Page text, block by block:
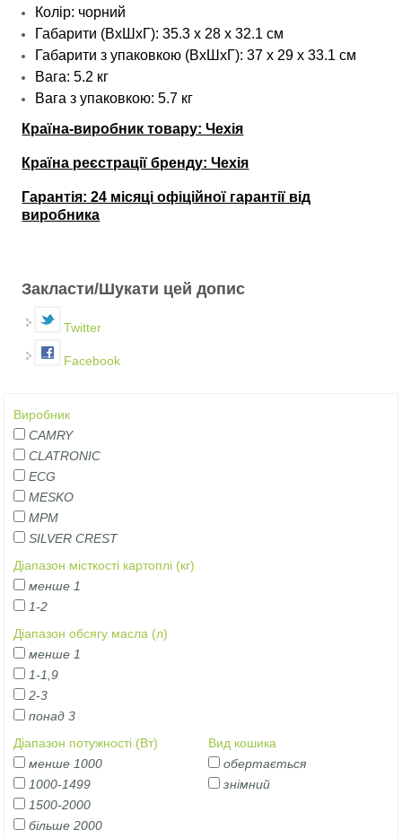
Колір: чорний
Габарити (ВхШхГ): 35.3 х 28 х 32.1 см
Габарити з упаковкою (ВхШхГ): 37 х 29 х 33.1 см
Вага: 5.2 кг
Вага з упаковкою: 5.7 кг
Країна-виробник товару: Чехія
Країна реєстрації бренду: Чехія
Гарантія: 24 місяці офіційної гарантії від
виробника
Закласти/Шукати цей допис
Twitter
Facebook
Виробник
CAMRY
CLATRONIC
ECG
MESKO
MPM
SILVER CREST
Діапазон місткості картоплі (кг)
менше 1
1-2
Діапазон обсягу масла (л)
менше 1
1-1,9
2-3
понад 3
Діапазон потужності (Вт)
менше 1000
1000-1499
1500-2000
більше 2000
Вид кошика
обертається
знімний